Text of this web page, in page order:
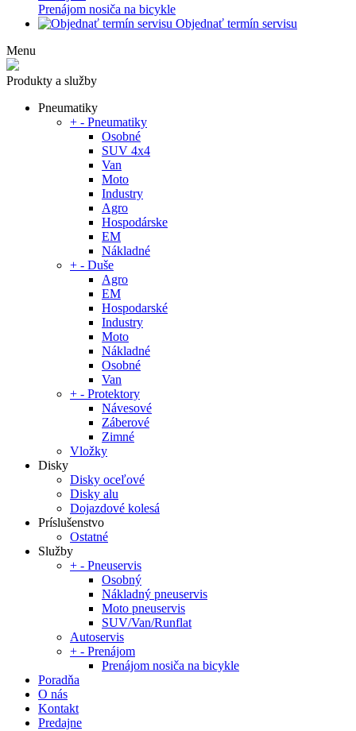
Prenájom nosiča na bicykle
Objednať termín servisu
Menu
Produkty a služby
Pneumatiky
+ - Pneumatiky
Osobné
SUV 4x4
Van
Moto
Industry
Agro
Hospodárske
EM
Nákladné
+ - Duše
Agro
EM
Hospodarské
Industry
Moto
Nákladné
Osobné
Van
+ - Protektory
Návesové
Záberové
Zimné
Vložky
Disky
Disky oceľové
Disky alu
Dojazdové kolesá
Príslušenstvo
Ostatné
Služby
+ - Pneuservis
Osobný
Nákladný pneuservis
Moto pneuservis
SUV/Van/Runflat
Autoservis
+ - Prenájom
Prenájom nosiča na bicykle
Poradňa
O nás
Kontakt
Predajne